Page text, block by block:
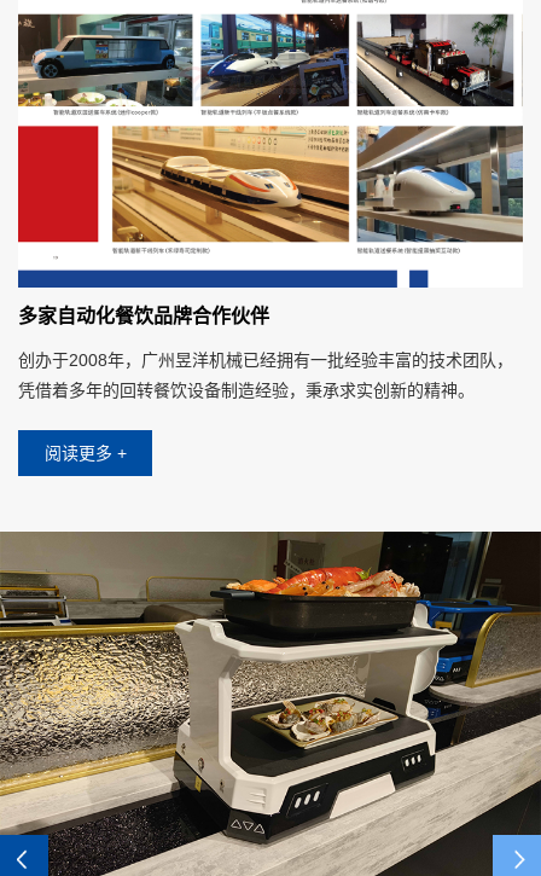
多家自动化餐饮品牌合作伙伴
创办于2008年，广州昱洋机械已经拥有一批经验丰富的技术团队，
凭借着多年的回转餐饮设备制造经验，秉承求实创新的精神。
阅读更多 +
Previous